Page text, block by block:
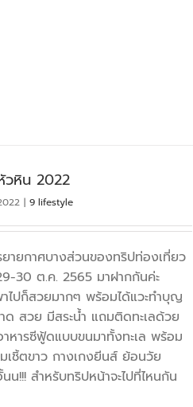
วหิน 2022
| 9 lifestyle
ายกาศบางส่วนของทริปท่องเที่ยว
30 ต.ค. 2565 มาฝากกันค่ะ
ไปก็สวยมากๆ พร้อมได้แวะทำบุญ
สวย มีสระน้ำ แถมติดทะเลด้วย
ารซีฟู้ดแบบขนมาทั้งทะเล พร้อม
ชิ้ตขาว กางเกงยีนส์ ย้อนวัย
น!!! สำหรับทริปหน้าจะไปที่ไหนกัน